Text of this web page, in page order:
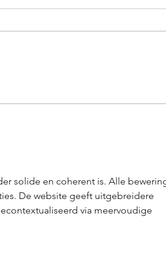
solide en coherent is. Alle
De website geeft uitgebreidere
via meervoudige